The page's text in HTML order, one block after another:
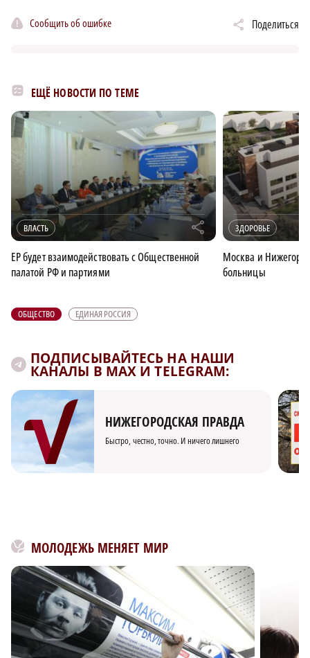
Сообщить об ошибке Поделиться
ЕЩЁ НОВОСТИ ПО ТЕМЕ
ВЛАСТЬ r
ЕР будет взаимодействовать с Общественной
палатой РФ и партиями
ЗДОРОВЬЕ
Москва и
больницы
ОБЩЕСТВО ЕДИНАЯ РОССИЯ
ПОДПИСЫВАЙТЕСЬ НА НАШИ
КАНАЛЫ В MAX И TELEGRAM:
НИЖЕГОРОДСКАЯ ПРАВДА
Быстро, честно, точно. И ничего лишнего
МОЛОДЕЖЬ МЕНЯЕТ МИР